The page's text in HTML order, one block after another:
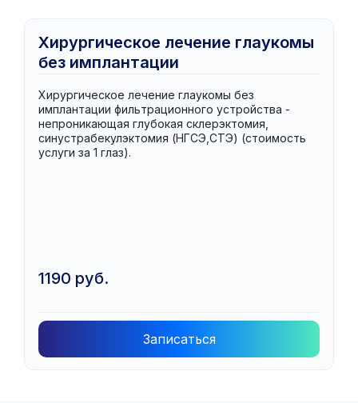
Хирургическое лечение глаукомы
без имплантации
Хирургическое лечение глаукомы без
имплантации фильтрационного устройства -
непроникающая глубокая склерэктомия,
синустрабекулэктомия (НГСЭ,СТЭ) (cтоимость
услуги за 1 глаз).
1190 руб.
Записаться